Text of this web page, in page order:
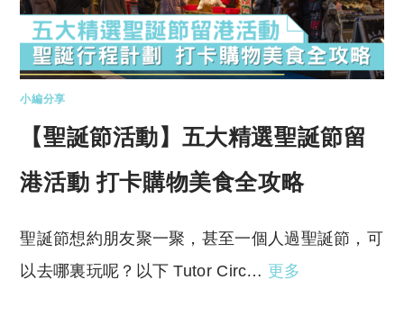
小編分享
【聖誕節活動】五大精選聖誕節留
港活動 打卡購物美食全攻略
聖誕節想約朋友聚一聚，甚至一個人過聖誕節，可
以去哪裏玩呢？以下 Tutor Circ… 更多